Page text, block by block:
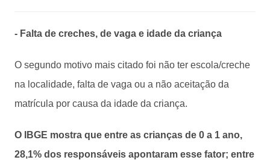
- Falta de creches, de vaga e idade da criança
O segundo motivo mais citado foi não ter escola/creche
na localidade, falta de vaga ou a não aceitação da
matrícula por causa da idade da criança.
O IBGE mostra que entre as crianças de 0 a 1 ano,
28,1% dos responsáveis apontaram esse fator; entre